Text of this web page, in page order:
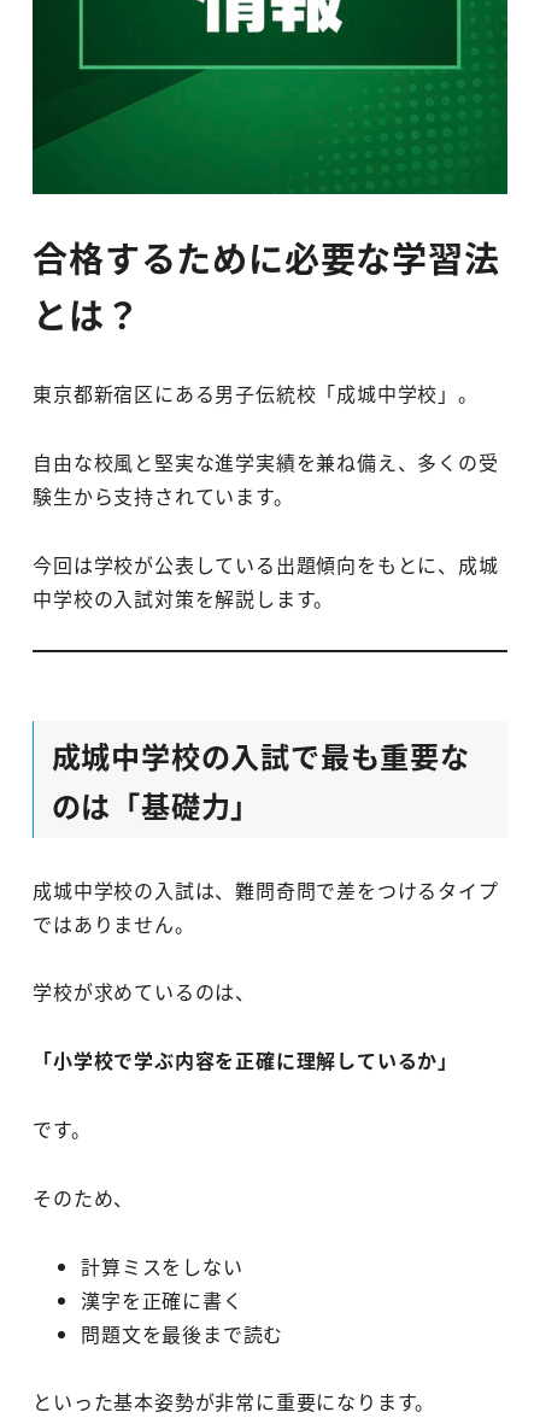
合格するために必要な学習法
とは？
東京都新宿区にある男子伝統校「成城中学校」。
自由な校風と堅実な進学実績を兼ね備え、多くの受
験生から支持されています。
今回は学校が公表している出題傾向をもとに、成城
中学校の入試対策を解説します。
成城中学校の入試で最も重要な
のは「基礎力」
成城中学校の入試は、難問奇問で差をつけるタイプ
ではありません。
学校が求めているのは、
「小学校で学ぶ内容を正確に理解しているか」
です。
そのため、
計算ミスをしない
漢字を正確に書く
問題文を最後まで読む
といった基本姿勢が非常に重要になります。